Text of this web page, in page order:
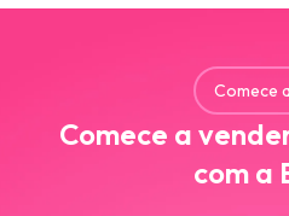
Comece
Comece a
com a